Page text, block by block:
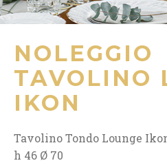
NOLEGGIO
TAVOLINO
IKON
Tavolino Tondo Lounge
h 46 Ø 70